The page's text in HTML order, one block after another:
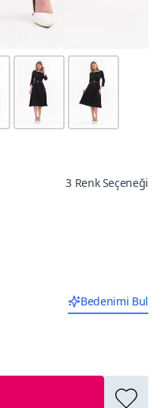
3 Renk Seçeneği
Bedenimi Bul